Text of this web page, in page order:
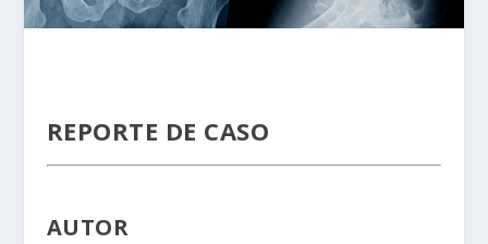
REPORTE DE CASO
AUTOR